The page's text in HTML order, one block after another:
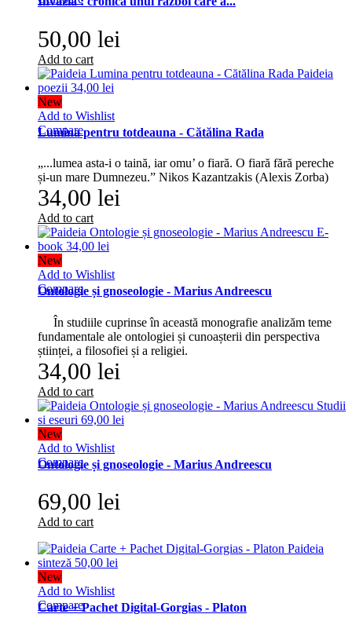
50,00 lei
Add to cart
New
Add to Wishlist
Compare
Lumina pentru totdeauna - Cătălina Rada
„...lumea asta-i o taină, iar omu’ o fiară. O fiară fără pereche
și-un mare Dumnezeu.” Nikos Kazantzakis (Alexis Zorba)
34,00 lei
Add to cart
New
Add to Wishlist
Compare
Ontologie și gnoseologie - Marius Andreescu
În studiile cuprinse în această monografie analizăm teme
fundamentale ale ontologiei și cunoașterii din perspectiva
științei, a filosofiei și a religiei.
34,00 lei
Add to cart
New
Add to Wishlist
Compare
Ontologie și gnoseologie - Marius Andreescu
69,00 lei
Add to cart
New
Add to Wishlist
Compare
Carte + Pachet Digital-Gorgias - Platon